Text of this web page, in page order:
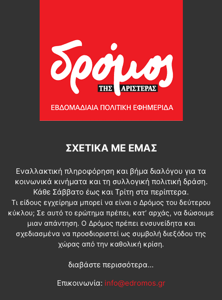
ΣΧΕΤΙΚΆ ΜΕ ΕΜΆΣ
Εναλλακτική πληροφόρηση και βήμα διαλόγου για τα
κοινωνικά κινήματα και τη συλλογική πολιτική δράση.
Κάθε Σάββατο έως και Τρίτη στα περίπτερα.
Τι είδους εγχείρημα μπορεί να είναι ο Δρόμος του δεύτερου
κύκλου; Σε αυτό το ερώτημα πρέπει, κατ’ αρχάς, να δώσουμε
μιαν απάντηση. Ο Δρόμος πρέπει ενσυνείδητα και
σχεδιασμένα να προσδιοριστεί ως συμβολή διεξόδου της
χώρας από την καθολική κρίση.
διαβάστε περισσότερα...
Επικοινωνία: info@edromos.gr